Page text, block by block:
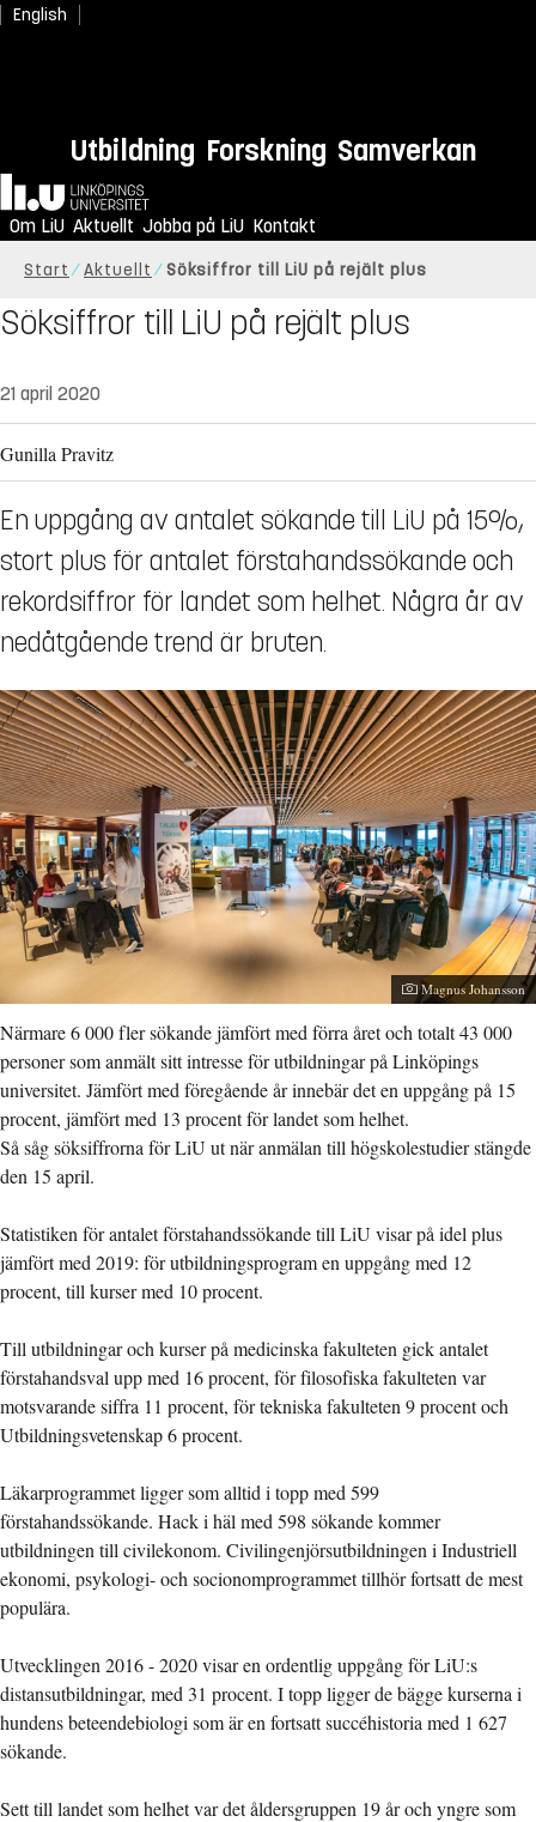
English
Utbildning Forskning Samverkan
Hem
Om LiU Aktuellt Jobba på LiU Kontakt
Start Aktuellt Söksiffror till LiU på rejält plus
Söksiffror till LiU på rejält plus
21 april 2020
Gunilla Pravitz
En uppgång av antalet sökande till LiU på 15%,
stort plus för antalet förstahandssökande och
rekordsiffror för landet som helhet. Några år av
nedåtgående trend är bruten.
Fotograf:
Magnus Johansson
Närmare 6 000 fler sökande jämfört med förra året och totalt 43 000
personer som anmält sitt intresse för utbildningar på Linköpings
universitet. Jämfört med föregående år innebär det en uppgång på 15
procent, jämfört med 13 procent för landet som helhet.
Så såg söksiffrorna för LiU ut när anmälan till högskolestudier stängde
den 15 april.
Statistiken för antalet förstahandssökande till LiU visar på idel plus
jämfört med 2019: för utbildningsprogram en uppgång med 12
procent, till kurser med 10 procent.
Till utbildningar och kurser på medicinska fakulteten gick antalet
förstahandsval upp med 16 procent, för filosofiska fakulteten var
motsvarande siffra 11 procent, för tekniska fakulteten 9 procent och
Utbildningsvetenskap 6 procent.
Läkarprogrammet ligger som alltid i topp med 599
förstahandssökande. Hack i häl med 598 sökande kommer
utbildningen till civilekonom. Civilingenjörsutbildningen i Industriell
ekonomi, psykologi- och socionomprogrammet tillhör fortsatt de mest
populära.
Utvecklingen 2016 - 2020 visar en ordentlig uppgång för LiU:s
distansutbildningar, med 31 procent. I topp ligger de bägge kurserna i
hundens beteendebiologi som är en fortsatt succéhistoria med 1 627
sökande.
Sett till landet som helhet var det åldersgruppen 19 år och yngre som